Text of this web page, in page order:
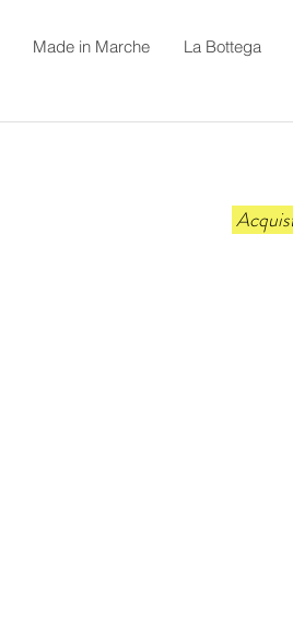
Made in Marche La Bottega